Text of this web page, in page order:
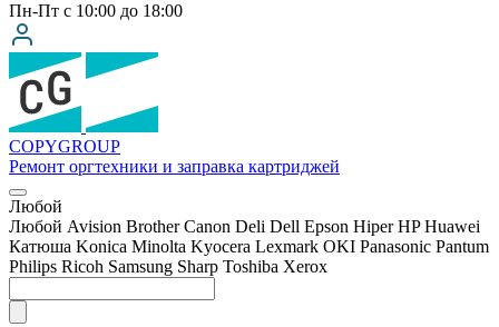
Пн-Пт с 10:00 до 18:00
COPYGROUP
Ремонт оргтехники и заправка картриджей
Любой
Любой Avision Brother Canon Deli Dell Epson Hiper HP Huawei
Катюша Konica Minolta Kyocera Lexmark OKI Panasonic Pantum
Philips Ricoh Samsung Sharp Toshiba Xerox